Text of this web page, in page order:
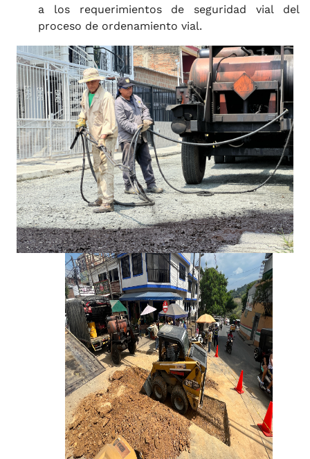
a los requerimientos de seguridad vial del
proceso de ordenamiento vial.